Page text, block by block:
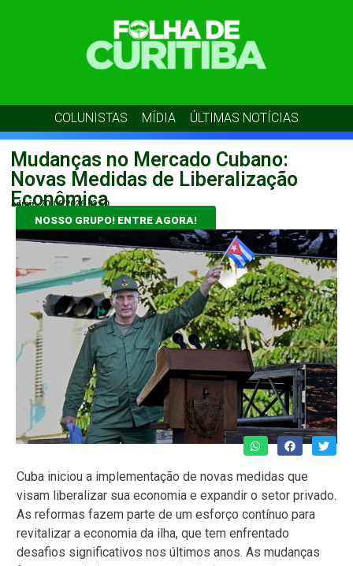
COLUNISTAS MÍDIA ÚLTIMAS NOTÍCIAS
Mudanças no Mercado Cubano:
Novas Medidas de Liberalização
Econômica
admin 20/06/2026 03:50
NOSSO GRUPO! ENTRE AGORA!
Cuba iniciou a implementação de novas medidas que
visam liberalizar sua economia e expandir o setor privado.
As reformas fazem parte de um esforço contínuo para
revitalizar a economia da ilha, que tem enfrentado
desafios significativos nos últimos anos. As mudanças